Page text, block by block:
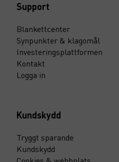
Support
Blankettcenter
Synpunkter & klagomål
Investeringsplattformen
Kontakt
Logga in
Kundskydd
Tryggt sparande
Kundskydd